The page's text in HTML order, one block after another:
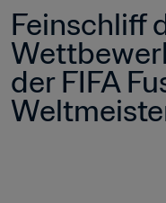
Feinschliff
der FIFA